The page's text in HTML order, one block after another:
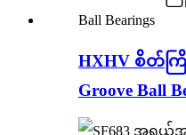
HXHV စိတ်ကြို
Groove Ball